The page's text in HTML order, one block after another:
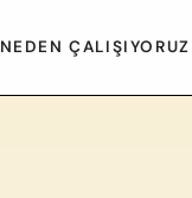
NEDEN ÇALIŞIYORUZ